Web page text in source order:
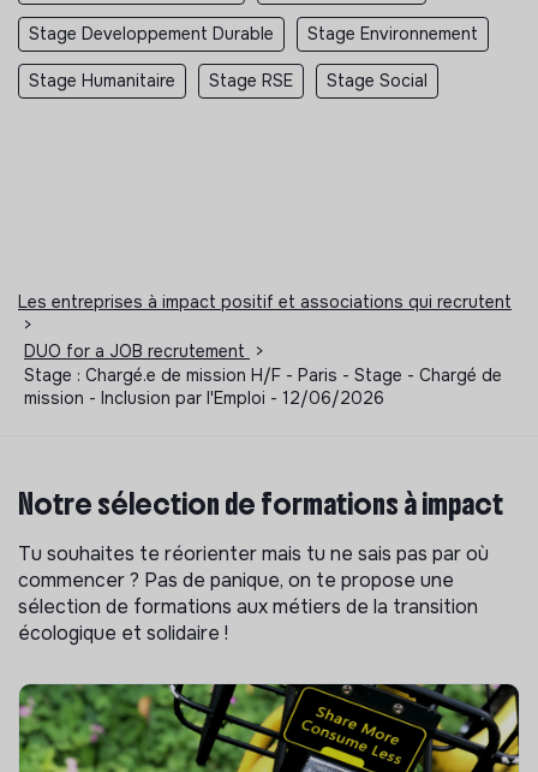
Stage Developpement Durable Stage Environnement
Stage Humanitaire Stage RSE Stage Social
Les entreprises à impact positif et associations qui recrutent
>
DUO for a JOB recrutement
>
Stage : Chargé.e de mission H/F - Paris - Stage - Chargé de
mission - Inclusion par l'Emploi - 12/06/2026
Notre sélection de formations à impact
Tu souhaites te réorienter mais tu ne sais pas par où
commencer ? Pas de panique, on te propose une
sélection de formations aux métiers de la transition
écologique et solidaire !